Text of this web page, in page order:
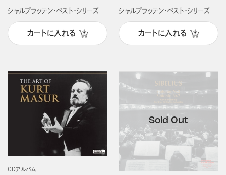
シャルプラッテン・ベスト・シリーズ
カートに入れる
シャルプラッテン・ベスト・シリーズ
カートに入れる
CDアルバム